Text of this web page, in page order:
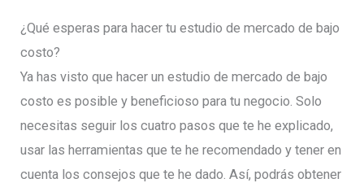
¿Qué esperas para hacer tu estudio de mercado de bajo
costo?
Ya has visto que hacer un estudio de mercado de bajo
costo es posible y beneficioso para tu negocio. Solo
necesitas seguir los cuatro pasos que te he explicado,
usar las herramientas que te he recomendado y tener en
cuenta los consejos que te he dado. Así, podrás obtener